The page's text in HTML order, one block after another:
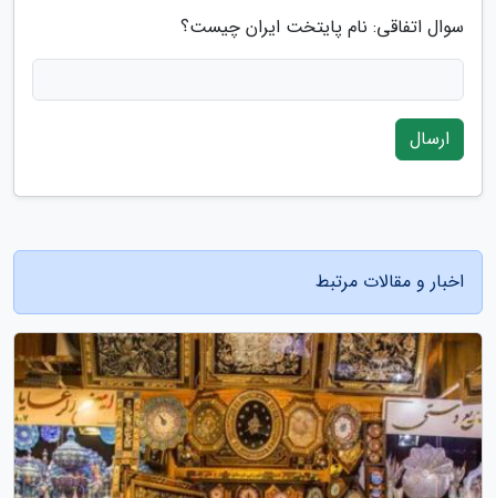
سوال اتفاقی: نام پایتخت ایران چیست؟
ارسال
اخبار و مقالات مرتبط